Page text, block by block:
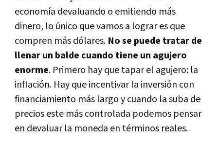
economí­a devaluando o emitiendo más
dinero, lo único que vamos a lograr es que
compren más dólares. No se puede tratar de
llenar un balde cuando tiene un agujero
enorme. Primero hay que tapar el agujero: la
inflación. Hay que incentivar la inversión con
financiamiento más largo y cuando la suba de
precios este más controlada podemos pensar
en devaluar la moneda en términos reales.